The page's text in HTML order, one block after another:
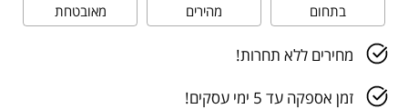
בתחום
מהירים
מאובטחת
מחירים ללא תחרות!
זמן אספקה עד 5 ימי עסקים!